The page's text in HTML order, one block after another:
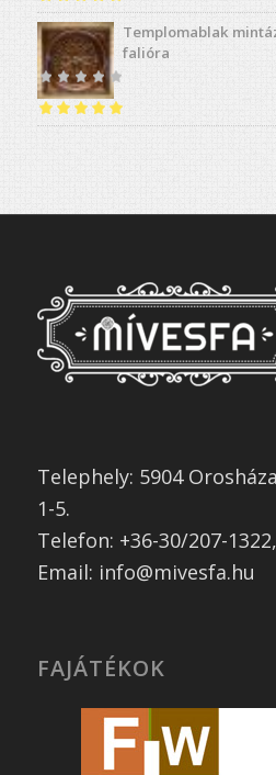
Értékelés:5.00
/ 5
Templomablak
falióra
Értékelés:5.00
Telephely: 5904
1-5.
Telefon: +36-30/207-
Email: info@mivesfa.hu
FAJÁTÉKOK